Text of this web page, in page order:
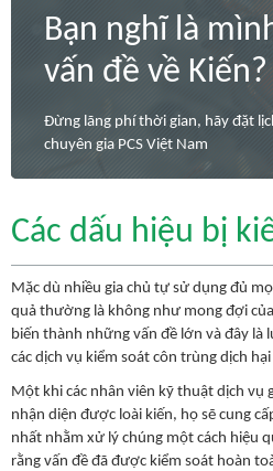
Bạn nghĩ là
vấn đề về Kiến?
Đừng lãng phí thời gian, hãy đặt
chuyên gia PCS Việt Nam
Các dấu hiệu bị
Mặc dù nhiều gia chủ tự sử dụng đủ
quả thường là không như mong đợi
biến thành những vấn đề lớn và đây là
các dịch vụ kiểm soát côn trùng dịch
Một khi các nhân viên kỹ thuật dịch vụ
nhận diện được loài kiến, họ sẽ cung
nhất nhằm xử lý chúng một cách hiệu
rằng vấn đề đã được kiểm soát hoàn